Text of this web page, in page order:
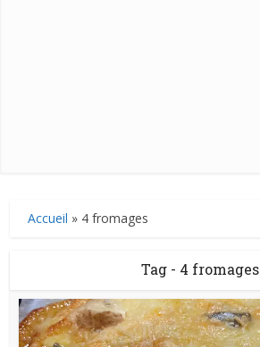
Accueil » 4 fromages
Tag - 4 fromages